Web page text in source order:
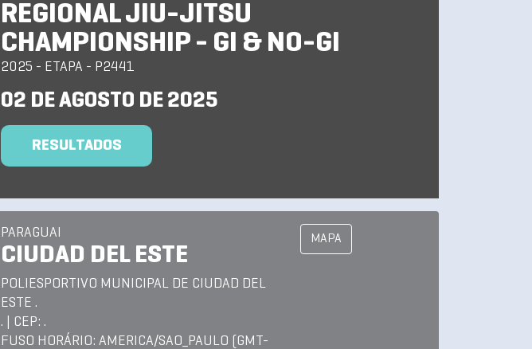
REGIONAL JIU-JITSU
CHAMPIONSHIP - GI & NO-GI
2025 - ETAPA - P2441
02 DE AGOSTO DE 2025
RESULTADOS
PARAGUAI
CIUDAD DEL ESTE
POLIESPORTIVO MUNICIPAL DE CIUDAD DEL
ESTE .
. | CEP: .
FUSO HORÁRIO: AMERICA/SAO_PAULO (GMT-
MAPA